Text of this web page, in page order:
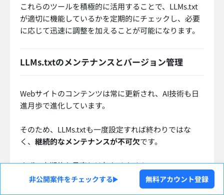
これらのツールを積極的に活用することで、LLMs.txt
が適切に機能しているかを定期的にチェックし、必要
に応じて迅速に調整を加えることが可能になります。
LLMs.txtのメンテナンスとバージョン管理
Webサイトのコンテンツは常に更新され、AI技術も日
進月歩で進化しています。
そのため、LLMs.txtも一度設定すれば終わりではな
く、 継続的なメンテナンスが不可欠です。
まず、定期的な見直しは欠かせません。
新しいコンテンツが追加されたり、既存のコンテンツ
非公開案件をチェックする 無料アカウント登録